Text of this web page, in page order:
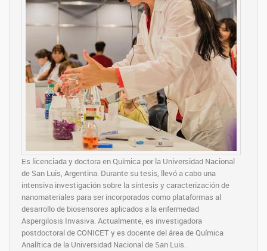
Es licenciada y doctora en Química por la Universidad Nacional
de San Luis, Argentina. Durante su tesis, llevó a cabo una
intensiva investigación sobre la síntesis y caracterización de
nanomateriales para ser incorporados como plataformas al
desarrollo de biosensores aplicados a la enfermedad
Aspergilosis Invasiva. Actualmente, es investigadora
postdoctoral de CONICET y es docente del área de Química
Analítica de la Universidad Nacional de San Luis.